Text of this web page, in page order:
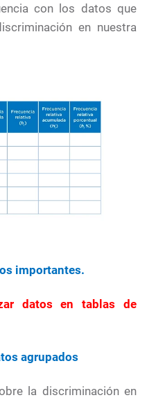
con los datos que
en nuestra
importantes.
datos en tablas de
agrupados
la discriminación en